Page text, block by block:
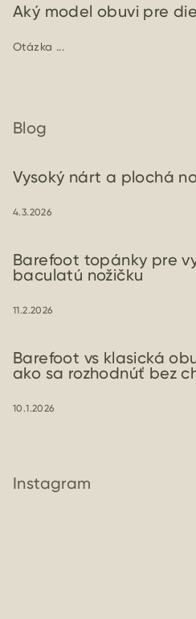
Aký model obuvi pre
Otázka ...
Blog
Vysoký nárt a plochá
4.3.2026
Barefoot topánky pre
baculatú nožičku
11.2.2026
Barefoot vs klasická
ako sa rozhodnúť bez
10.1.2026
Instagram